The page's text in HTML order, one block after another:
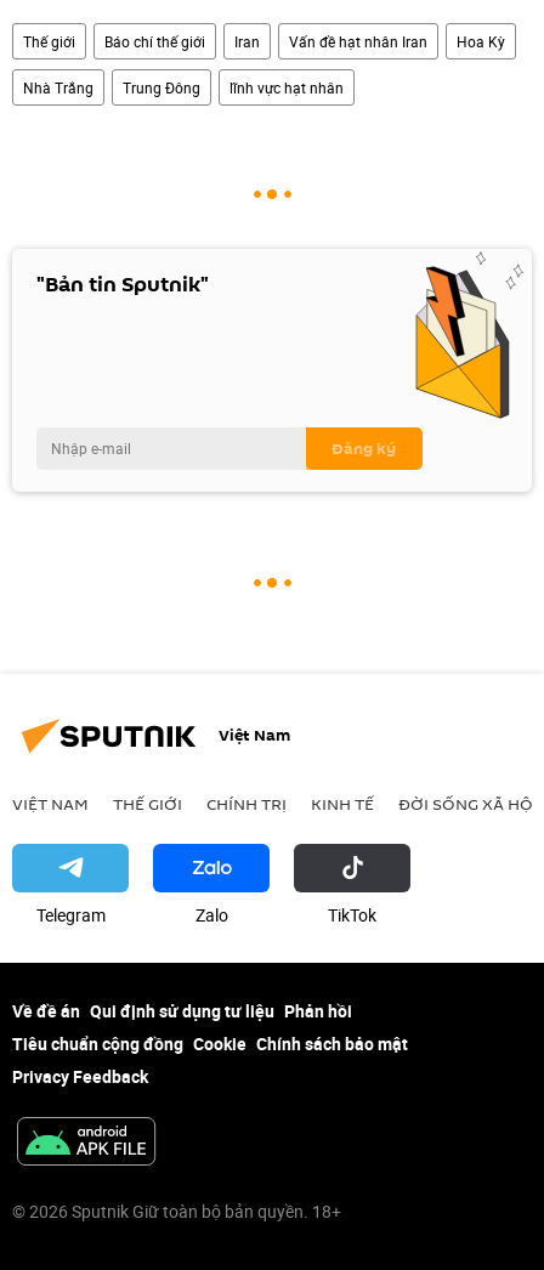
Thế giới Báo chí thế giới Iran Vấn đề hạt nhân Iran Hoa Kỳ
Nhà Trắng Trung Đông lĩnh vực hạt nhân
"Bản tin Sputnik"
Việt Nam
VIỆT NAM THẾ GIỚI CHÍNH TRỊ KINH TẾ ĐỜI SỐNG XÃ HỘI
Telegram Zalo ТikТоk
Về đề án Qui định sử dụng tư liệu Phản hồi
Tiêu chuẩn cộng đồng Cookie Chính sách bảo mật
Privacy Feedback
© 2026 Sputnik Giữ toàn bộ bản quyền. 18+